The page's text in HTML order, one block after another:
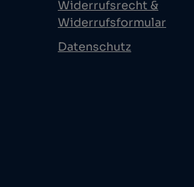
Widerrufsrecht &
Widerrufsformular
Datenschutz